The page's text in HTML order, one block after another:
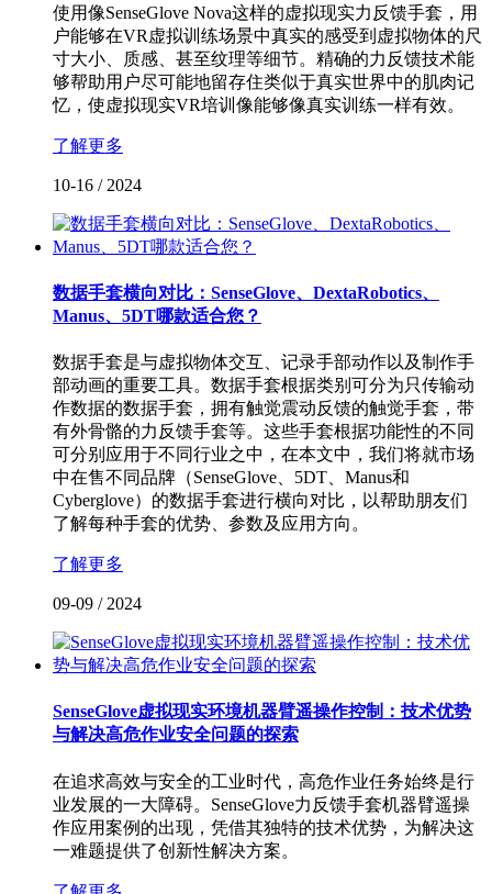
使用像SenseGlove Nova这样的虚拟现实力反馈手套，用
户能够在VR虚拟训练场景中真实的感受到虚拟物体的尺
寸大小、质感、甚至纹理等细节。精确的力反馈技术能
够帮助用户尽可能地留存住类似于真实世界中的肌肉记
忆，使虚拟现实VR培训像能够像真实训练一样有效。
了解更多
10-16 / 2024
数据手套横向对比：SenseGlove、DextaRobotics、
Manus、5DT哪款适合您？
数据手套是与虚拟物体交互、记录手部动作以及制作手
部动画的重要工具。数据手套根据类别可分为只传输动
作数据的数据手套，拥有触觉震动反馈的触觉手套，带
有外骨骼的力反馈手套等。这些手套根据功能性的不同
可分别应用于不同行业之中，在本文中，我们将就市场
中在售不同品牌（SenseGlove、5DT、Manus和
Cyberglove）的数据手套进行横向对比，以帮助朋友们
了解每种手套的优势、参数及应用方向。
了解更多
09-09 / 2024
SenseGlove虚拟现实环境机器臂遥操作控制：技术优势
与解决高危作业安全问题的探索
在追求高效与安全的工业时代，高危作业任务始终是行
业发展的一大障碍。SenseGlove力反馈手套机器臂遥操
作应用案例的出现，凭借其独特的技术优势，为解决这
一难题提供了创新性解决方案。